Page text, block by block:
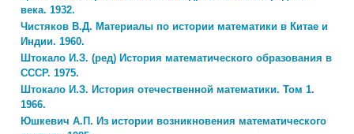
века. 1932.
Чистяков В.Д. Материалы по истории математики в Китае и
Индии. 1960.
Штокало И.З. (ред) История математического образования в
СССР. 1975.
Штокало И.З. История отечественной математики. Том 1.
1966.
Юшкевич А.П. Из истории возникновения математического